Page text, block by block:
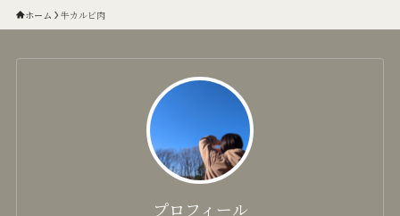
ホーム 牛カルビ肉
プロフィール